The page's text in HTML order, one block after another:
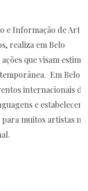
e Informação de Arte
realiza em Belo
que visam
Em Belo
internacionais de
e
muitos artistas no